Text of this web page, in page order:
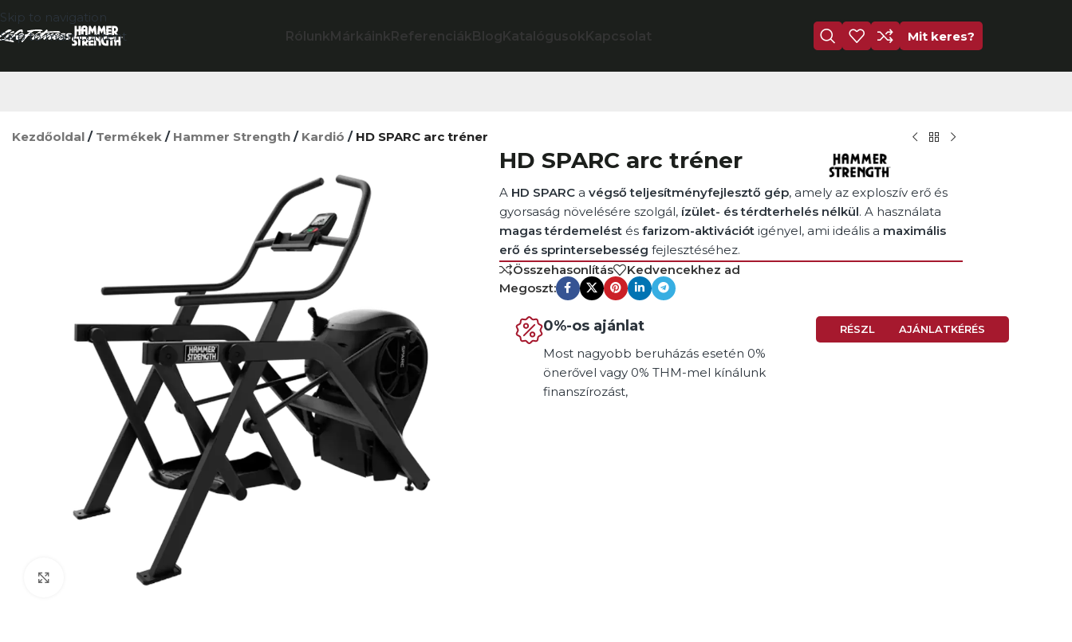
Skip to navigation
Skip to main content
Rólunk Márkáink Referenciák Blog Katalógusok Kapcsolat Mit keres?
Kezdőoldal / Termékek / Hammer Strength / Kardió / HD SPARC arc tréner
Click to enlarge
HD SPARC arc tréner
A HD SPARCa végső teljesítményfejlesztő gép, amely az exploszív erő és
gyorsaság növelésére szolgál, ízület- és térdterhelés nélkül. A használata
magas térdemeléstés farizom-aktivációtigényel, ami ideális a maximális
erő és sprintersebesség fejlesztéséhez.
Összehasonlítás
Kedvencekhez ad
Megoszt:
0%-os ajánlat
Most nagyobb beruházás esetén 0%
önerővel vagy 0% THM-mel kínálunk
finanszírozást,
RÉSZLETEKAJÁNLATKÉRÉS